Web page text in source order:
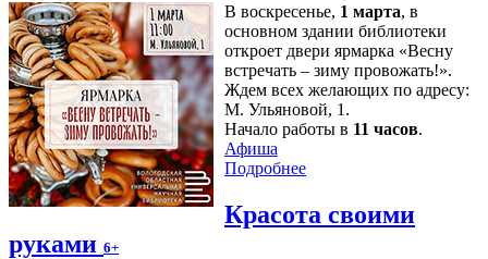
В воскресенье, 1 марта, в
основном здании библиотеки
откроет двери ярмарка «Весну
встречать – зиму провожать!».
Ждем всех желающих по адресу:
М. Ульяновой, 1.
Начало работы в 11 часов.
Афиша
Подробнее
Красота своими
руками 6+